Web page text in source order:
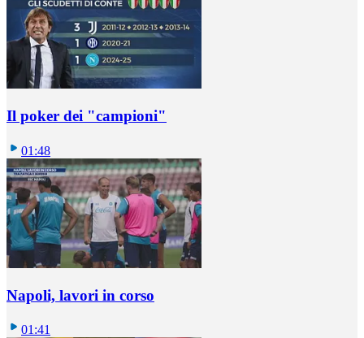
Il poker dei "campioni"
01:48
Napoli, lavori in corso
01:41